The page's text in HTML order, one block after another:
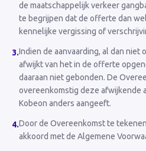
de maatschappelijk verkeer
te begrijpen dat de offerte dan
kennelijke vergissing of
3.Indien de aanvaarding, al dan niet
afwijkt van het in de offerte
daaraan niet gebonden. De
overeenkomstig deze afwijkende
Kobeon anders aangeeft.
4.Door de Overeenkomst te
akkoord met de Algemene